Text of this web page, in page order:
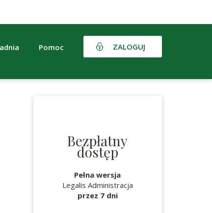
Pomoc ZALOGUJ
Bezpłatny
dostęp
Pełna wersja
Legalis Administracja
przez 7 dni